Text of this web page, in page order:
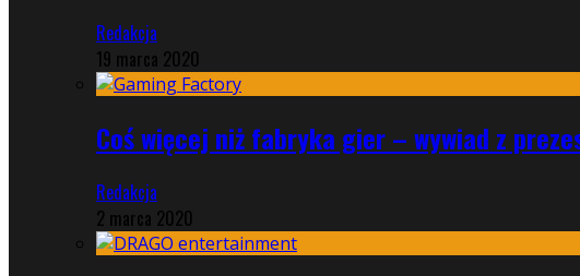
Redakcja
19 marca 2020
Coś więcej niż fabryka gier – wywiad z
Redakcja
2 marca 2020